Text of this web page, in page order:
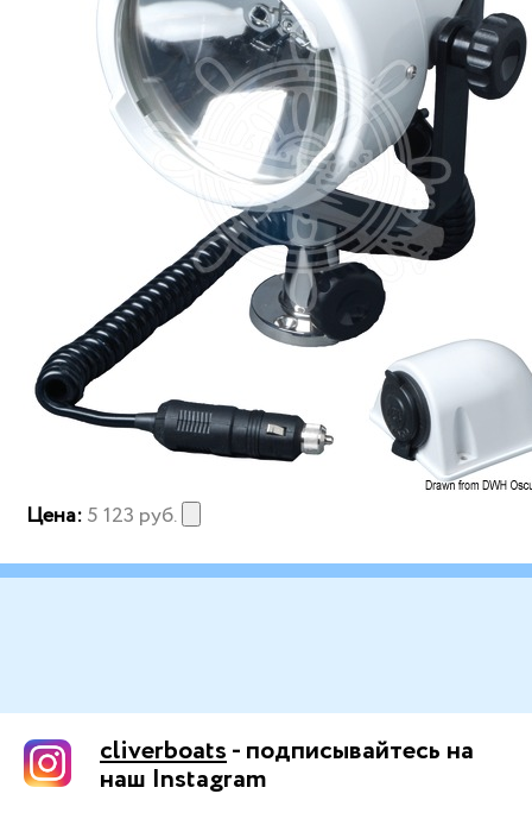
Цена:5 123 руб.
cliverboats- подписывайтесь на
наш Instagram